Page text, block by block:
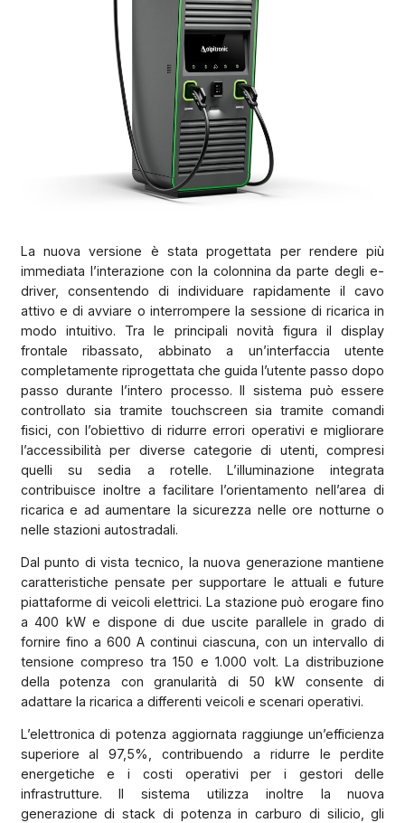
La nuova versione è stata progettata per rendere più
immediata l’interazione con la colonnina da parte degli e-
driver, consentendo di individuare rapidamente il cavo
attivo e di avviare o interrompere la sessione di ricarica in
modo intuitivo. Tra le principali novità figura il display
frontale ribassato, abbinato a un’interfaccia utente
completamente riprogettata che guida l’utente passo dopo
passo durante l’intero processo. Il sistema può essere
controllato sia tramite touchscreen sia tramite comandi
fisici, con l’obiettivo di ridurre errori operativi e migliorare
l’accessibilità per diverse categorie di utenti, compresi
quelli su sedia a rotelle. L’illuminazione integrata
contribuisce inoltre a facilitare l’orientamento nell’area di
ricarica e ad aumentare la sicurezza nelle ore notturne o
nelle stazioni autostradali.
Dal punto di vista tecnico, la nuova generazione mantiene
caratteristiche pensate per supportare le attuali e future
piattaforme di veicoli elettrici. La stazione può erogare fino
a 400 kW e dispone di due uscite parallele in grado di
fornire fino a 600 A continui ciascuna, con un intervallo di
tensione compreso tra 150 e 1.000 volt. La distribuzione
della potenza con granularità di 50 kW consente di
adattare la ricarica a differenti veicoli e scenari operativi.
L’elettronica di potenza aggiornata raggiunge un’efficienza
superiore al 97,5%, contribuendo a ridurre le perdite
energetiche e i costi operativi per i gestori delle
infrastrutture. Il sistema utilizza inoltre la nuova
generazione di stack di potenza in carburo di silicio, gli